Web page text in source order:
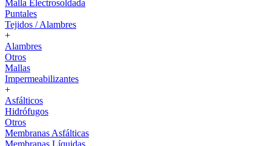
Malla Electrosoldada
Puntales
Tejidos / Alambres
+
Alambres
Otros
Mallas
Impermeabilizantes
+
Asfálticos
Hidrófugos
Otros
Membranas Asfálticas
Membranas Líquidas